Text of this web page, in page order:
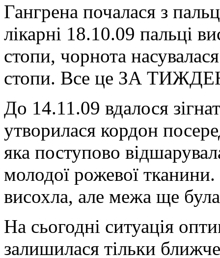
Гангрена почалася з
лікарні 18.10.09 пальці
стопи, чорнота
стопи. Все це ЗА
До 14.11.09 вдалося
утворилася кордон
яка поступово
молодої рожевої
висохла, але межа ще
На сьогодні ситуація
залишилася тільки